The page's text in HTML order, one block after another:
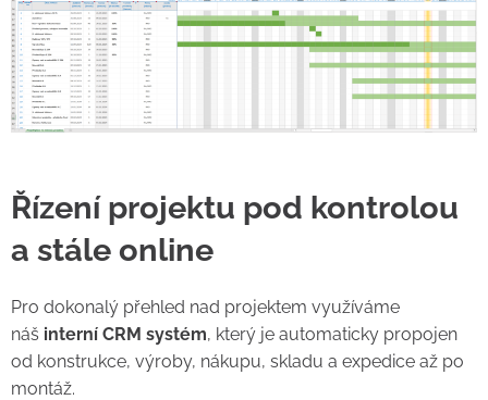
Řízení projektu pod kontrolou
a stále online
Pro dokonalý přehled nad projektem využíváme
náš interní CRM systém, který je automaticky propojen
od konstrukce, výroby, nákupu, skladu a expedice až po
montáž.